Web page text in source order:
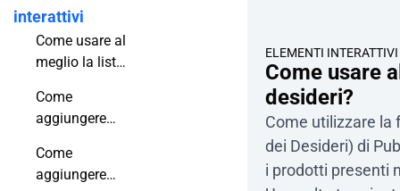
interattivi
Come usare al
meglio la lista
Come
aggiungere
al tuo flipbook
digitale?
Come
aggiungere
ELEMENTI INTERATTIVI
Come usare
desideri?
Come utilizzare la
dei Desideri) di
i prodotti presenti